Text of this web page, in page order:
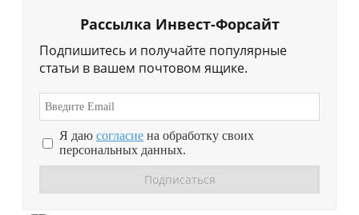
Рассылка Инвест-Форсайт
Подпишитесь и получайте популярные
статьи в вашем почтовом ящике.
Я даю согласие на обработку своих
персональных данных.